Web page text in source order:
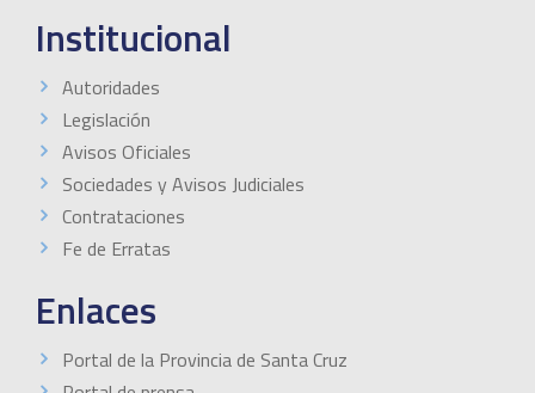
Institucional
Autoridades
Legislación
Avisos Oficiales
Sociedades y Avisos Judiciales
Contrataciones
Fe de Erratas
Enlaces
Portal de la Provincia de Santa Cruz